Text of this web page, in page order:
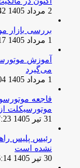
2 مرداد 1405 20:42
بررسی بازار
1 مرداد 1405 17:17
آموزش
می‌گیرد
1 مرداد 1405 17:04
موتورسیکلت از ابتدای سال
31 تیر 1405 17:23
رئیس پلیس
نشده است
30 تیر 1405 16:14